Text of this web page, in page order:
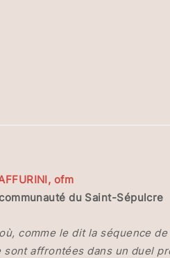
ofm
du Saint-Sépulcre
comme le dit la séquence
sont affrontées dans un duel